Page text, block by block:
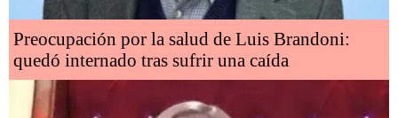
Preocupación por la salud de Luis Brandoni:
quedó internado tras sufrir una caída